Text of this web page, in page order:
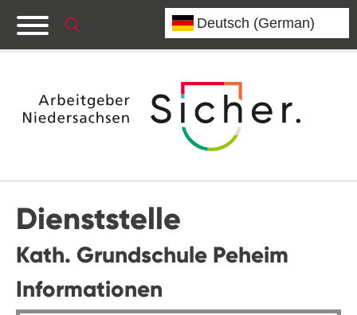
Dienststelle
Kath. Grundschule Peheim
Informationen